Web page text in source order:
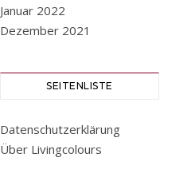
Januar 2022
Dezember 2021
SEITENLISTE
Datenschutzerklärung
Über Livingcolours